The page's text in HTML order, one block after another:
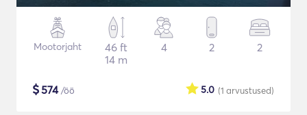
Mootorjaht
46 ft
14 m
4 2 2
$574/öö (1 arvustused)
5.0